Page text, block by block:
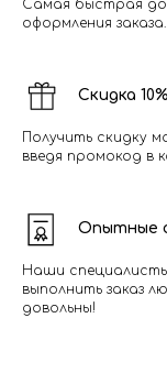
Самая быстрая
оформления заказа.
Скидка
Получить скидку
введя промокод в
Опытные
Наши
выполнить заказ
довольны!